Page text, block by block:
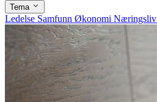
Tema
Ledelse Samfunn Økonomi Næringsliv